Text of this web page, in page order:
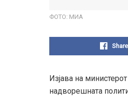
ФОТО: МИА
Изјава на
надворешната